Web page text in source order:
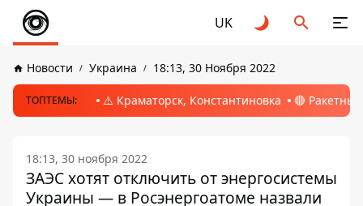
UK
Новости Украина 18:13, 30 Ноября 2022
ТОПТЕМЫ: ⚠️ Краматорск, Константиновка 🔴
18:13, 30 ноября 2022
ЗАЭС хотят отключить от энергосистемы
Украины — в Росэнергоатоме назвали